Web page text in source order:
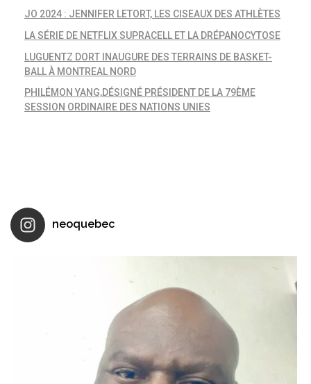
JO 2024 : JENNIFER LETORT, LES CISEAUX DES ATHLÈTES
LA SÉRIE DE NETFLIX SUPRACELL ET LA DRÉPANOCYTOSE
LUGUENTZ DORT INAUGURE DES TERRAINS DE BASKET-
BALL À MONTREAL NORD
PHILÉMON YANG,DÉSIGNÉ PRÉSIDENT DE LA 79ÈME
SESSION ORDINAIRE DES NATIONS UNIES
neoquebec